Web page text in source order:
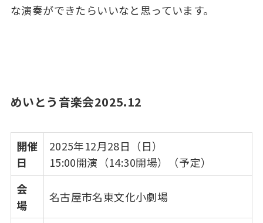
な演奏ができたらいいなと思っています。
めいとう音楽会2025.12
開催
日
2025年12月28日（日）
15:00開演（14:30開場）（予定）
会
場
名古屋市名東文化小劇場